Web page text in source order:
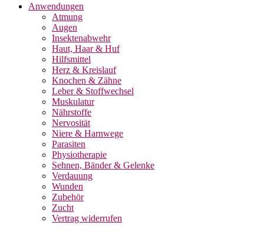
Anwendungen
Atmung
Augen
Insektenabwehr
Haut, Haar & Huf
Hilfsmittel
Herz & Kreislauf
Knochen & Zähne
Leber & Stoffwechsel
Muskulatur
Nährstoffe
Nervosität
Niere & Harnwege
Parasiten
Physiotherapie
Sehnen, Bänder & Gelenke
Verdauung
Wunden
Zubehör
Zucht
Vertrag widerrufen